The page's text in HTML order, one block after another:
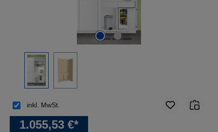
1.055,53 €*
inkl. MwSt.